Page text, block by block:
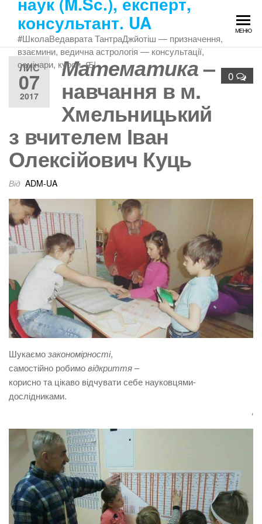
Перейти
змістуконсультант. UA
#ШколаВедаврата ТантраДжйотіш — призначення,
взаємини, ведична астрологія — консультації,
семінари, курси. Ԙ!
МЕНЮ
ЛИС
07
2017
0
Математика–
навчання в м.
Хмельницький
з вчителем Іван
Олексійович Куць
Від ADM-UA
Шукаємозакономірності,
самостійно робимовідкриття–
корисно та цікаво відчувати себе науковцями-
дослідниками.
‘